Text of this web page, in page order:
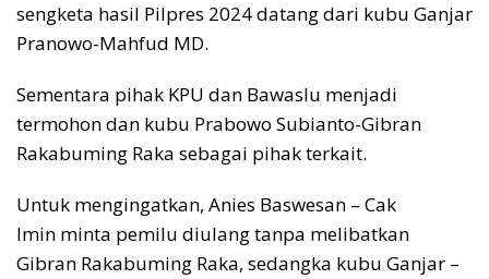
sengketa hasil Pilpres 2024 datang dari kubu Ganjar
Pranowo-Mahfud MD.
Sementara pihak KPU dan Bawaslu menjadi
termohon dan kubu Prabowo Subianto-Gibran
Rakabuming Raka sebagai pihak terkait.
Untuk mengingatkan, Anies Baswesan – Cak
Imin minta pemilu diulang tanpa melibatkan
Gibran Rakabuming Raka, sedangka kubu Ganjar –